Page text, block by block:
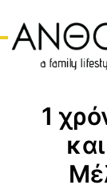
περιεχόμενο
1